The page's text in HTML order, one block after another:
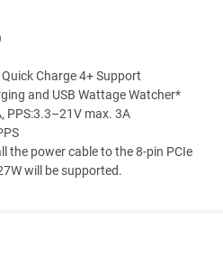
Charge 4+ Support
and USB Wattage Watcher*
max. 3A
the power cable to the 8-pin PCIe
will be supported.